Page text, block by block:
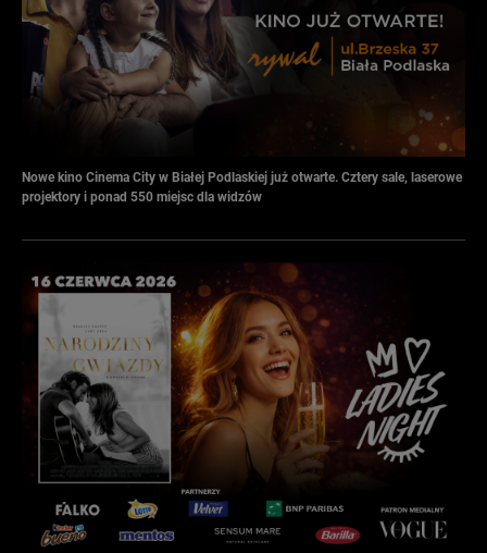
Nowe kino Cinema City w Białej Podlaskiej już otwarte. Cztery sale, laserowe
projektory i ponad 550 miejsc dla widzów